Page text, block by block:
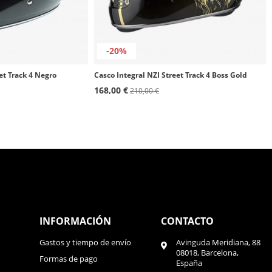
Track 4 Negro
-20%
Casco Integral NZI Street Track 4 Boss Gold
168,00 €210,00 €
INFORMACIÓN
Gastos y tiempo de envío
Formas de pago
CONTACTO
Avinguda Meridiana, 88
08018, Barcelona,
España